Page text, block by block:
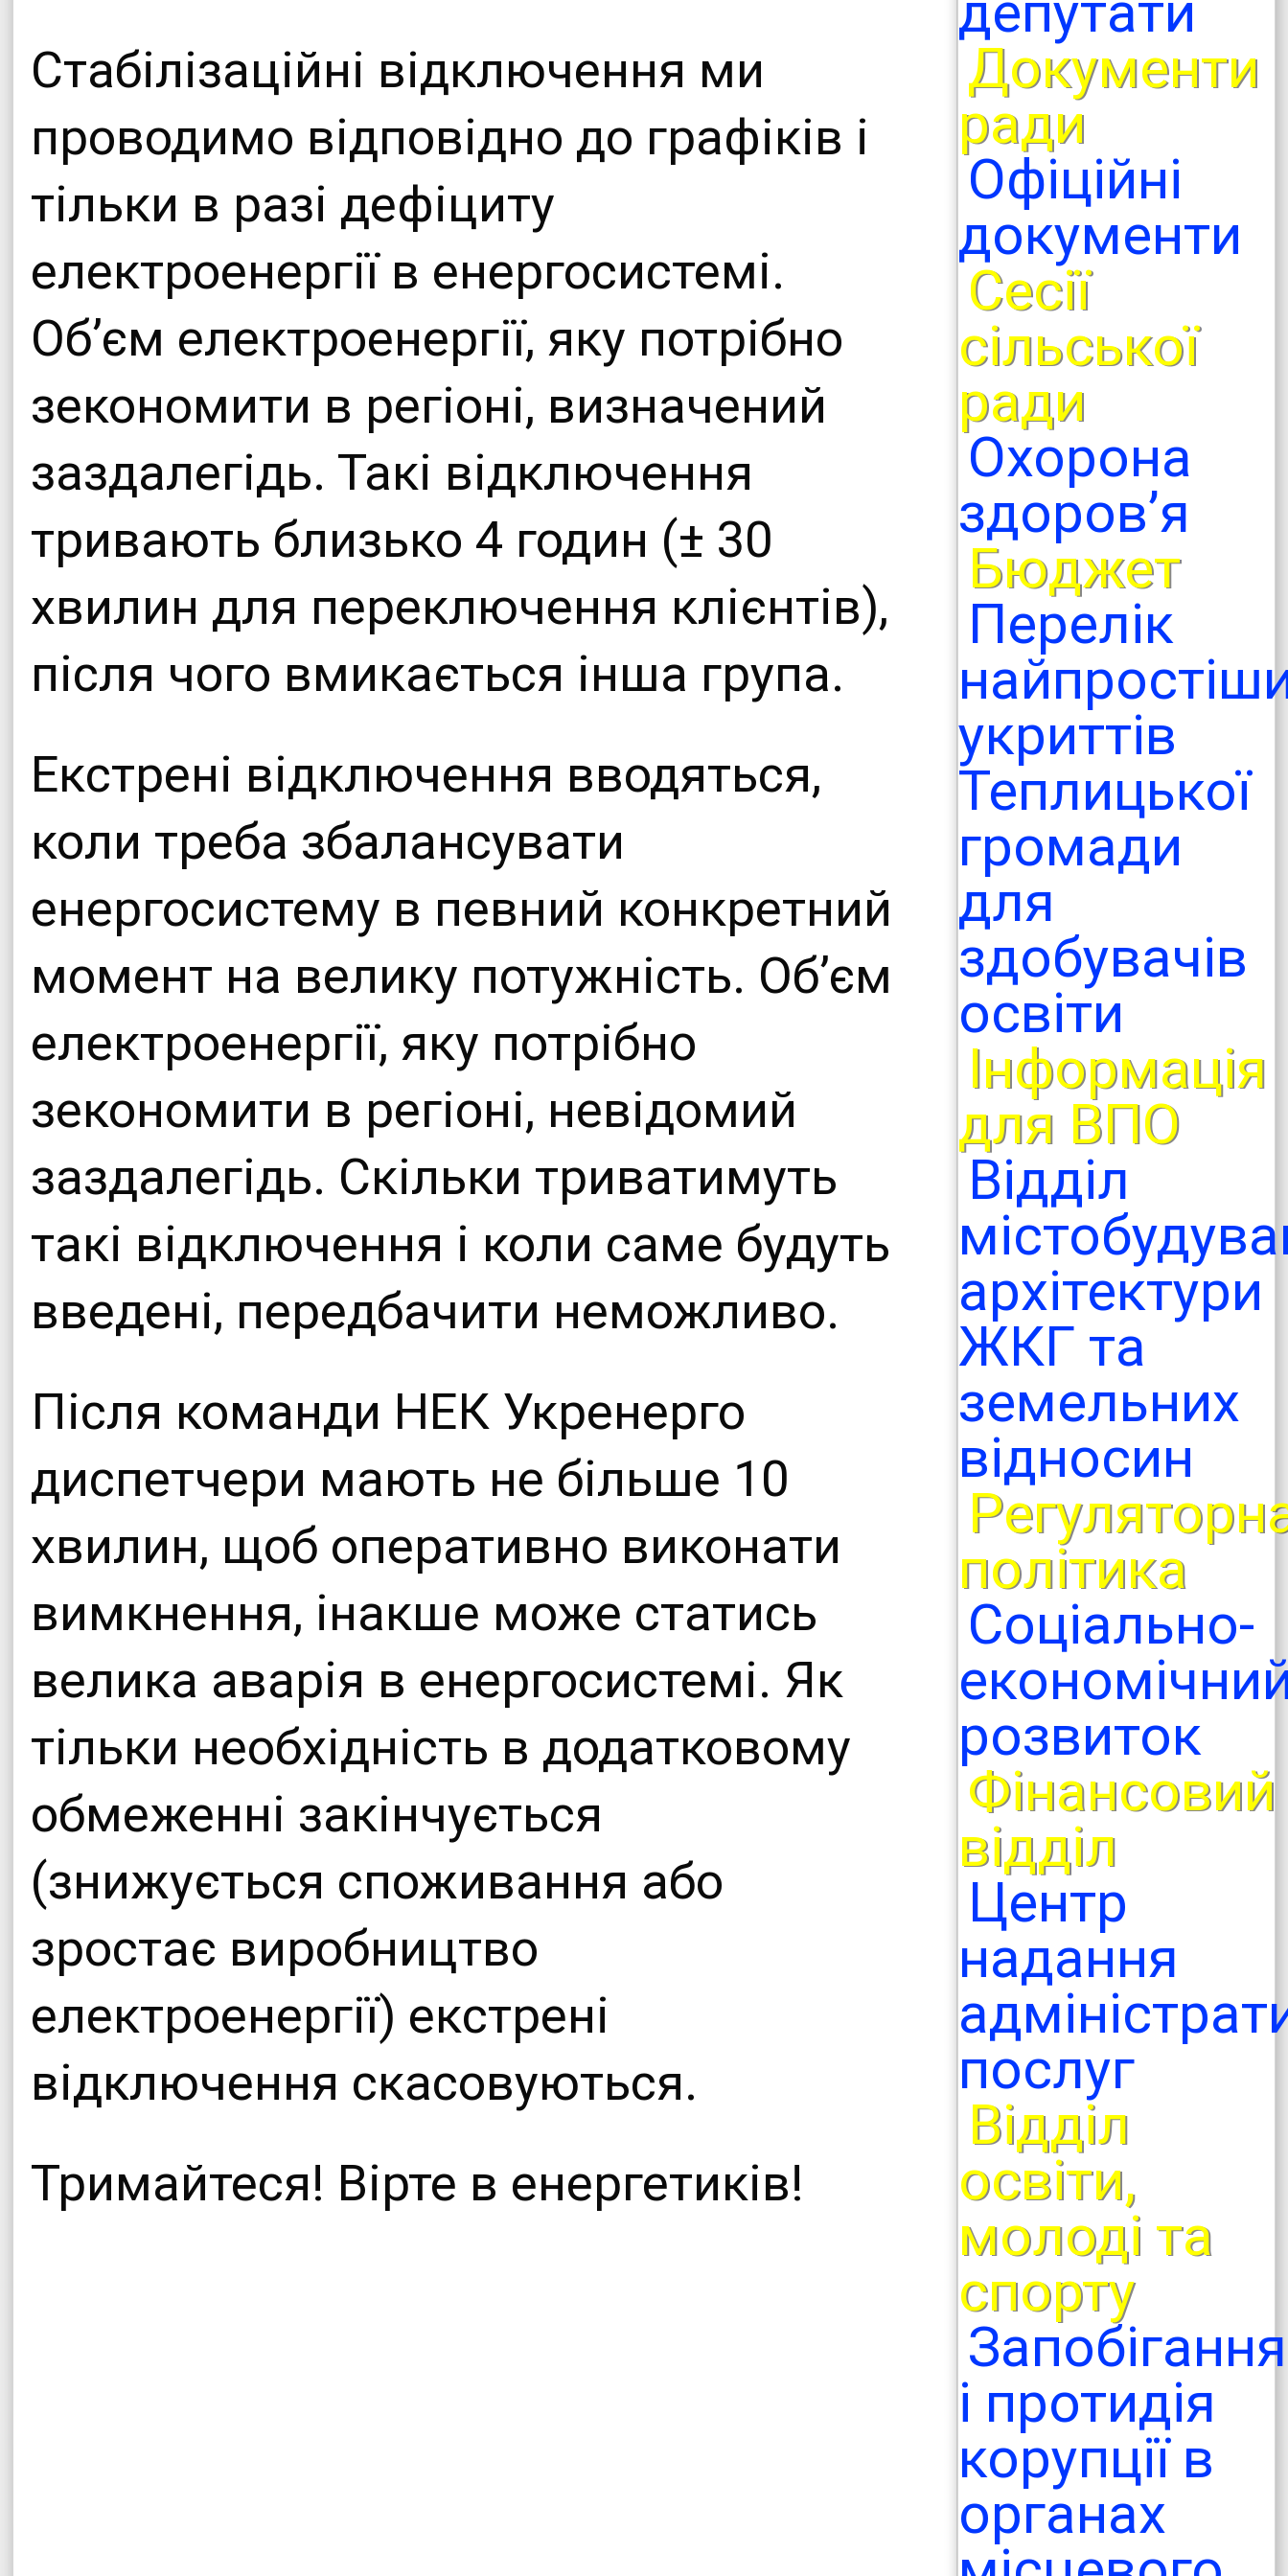
Стабілізаційні відключення ми
проводимо відповідно до графіків і
тільки в разі дефіциту
електроенергії в енергосистемі.
Об’єм електроенергії, яку потрібно
зекономити в регіоні, визначений
заздалегідь. Такі відключення
тривають близько 4 годин (± 30
хвилин для переключення клієнтів),
після чого вмикається інша група.
Екстрені відключення вводяться,
коли треба збалансувати
енергосистему в певний конкретний
момент на велику потужність. Об’єм
електроенергії, яку потрібно
зекономити в регіоні, невідомий
заздалегідь. Скільки триватимуть
такі відключення і коли саме будуть
введені, передбачити неможливо.
Після команди НЕК Укренерго
диспетчери мають не більше 10
хвилин, щоб оперативно виконати
вимкнення, інакше може статись
велика аварія в енергосистемі. Як
тільки необхідність в додатковому
обмеженні закінчується
(знижується споживання або
зростає виробництво
електроенергії) екстрені
відключення скасовуються.
Тримайтеся! Вірте в енергетиків!
Документи
ради
Офіційні
документи
Сесії
сільської
ради
Охорона
здоров’я
Бюджет
Перелік
укриттів
Теплицької
громади
для
здобувачів
освіти
Інформація
для ВПО
Відділ
архітектури
ЖКГ та
земельних
відносин
політика
Соціально-
розвиток
Фінансовий
відділ
Центр
надання
послуг
Відділ
освіти,
молоді та
спорту
Запобігання
і протидія
корупції в
органах